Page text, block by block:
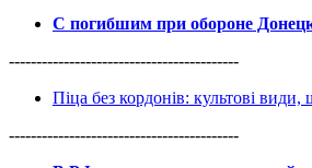
С погибшим при обороне
------------------------------------------
Піца без кордонів: культові
------------------------------------------